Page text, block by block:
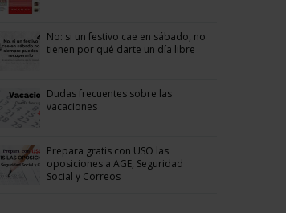
No: si un festivo cae en sábado, no
tienen por qué darte un día libre
Dudas frecuentes sobre las
vacaciones
Prepara gratis con USO las
oposiciones a AGE, Seguridad
Social y Correos